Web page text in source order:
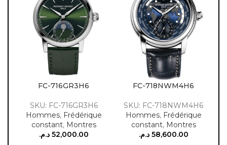
FC-716GR3H6
SKU: FC-716GR3H6
Hommes, Frédérique
constant, Montres
52,000.00 د.م.
FC-718NWM4H6
SKU: FC-718NWM4H6
Hommes, Frédérique
constant, Montres
58,600.00 د.م.